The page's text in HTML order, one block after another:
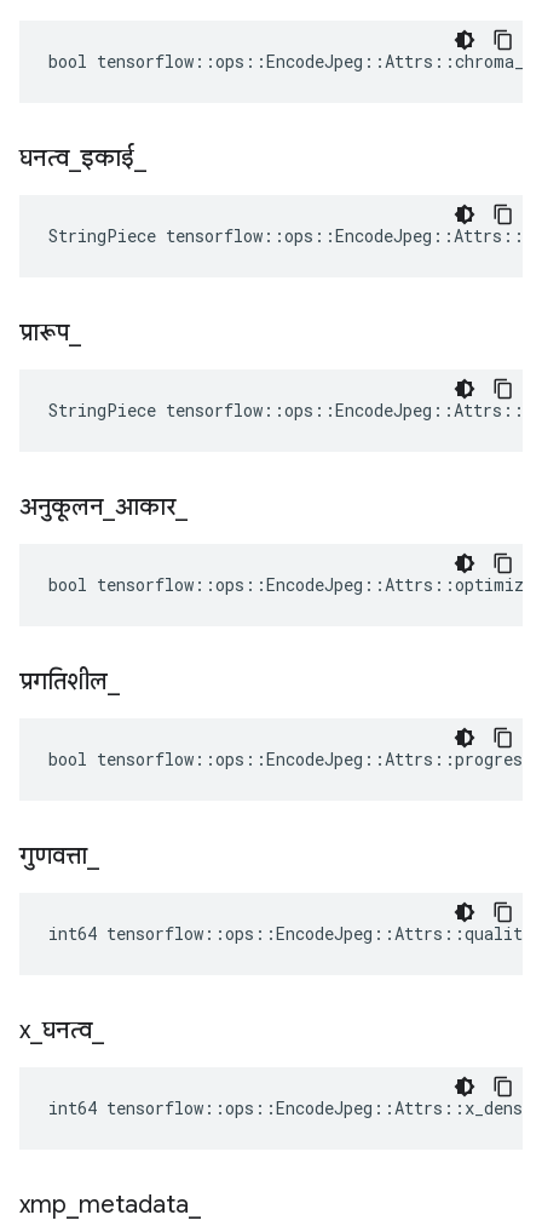
bool
घनत्व_इकाई
StringPiece
प्रारूप_
StringPiece
अनुकूलन_ आकार_
bool
प्रगतिशील
bool
गुणवत्ता_
int64
x _घनत्व_
int64
xmp metadata